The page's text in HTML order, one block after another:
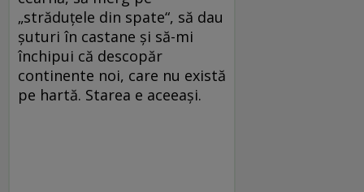
„străduțele din spate“, să dau
șuturi în castane și să-mi
închipui că descopăr
continente noi, care nu există
pe hartă. Starea e aceeași.